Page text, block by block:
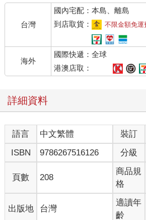
台灣
國內宅配：本島、離島
到店取貨：
不限金額免運
海外
國際快遞：全球
港澳店取：
詳細資料
語言 中文繁體 裝訂
ISBN
9786267516126 分級
頁數 208
商品規
格
出版地 台灣
適讀年
齡